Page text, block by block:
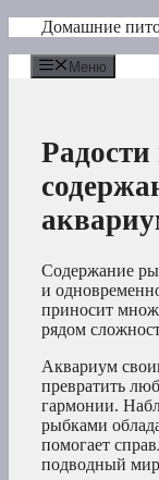
Перейти
содержимому
Домашние
Меню
Содержание
и
приносит
рядом
Аквариум
превратить
гармонии.
рыбками
помогает
подводный мир